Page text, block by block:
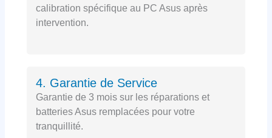
calibration spécifique au PC Asus après
intervention.
4. Garantie de Service
Garantie de 3 mois sur les réparations et
batteries Asus remplacées pour votre
tranquillité.